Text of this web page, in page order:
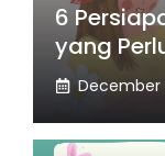
6
yang
December